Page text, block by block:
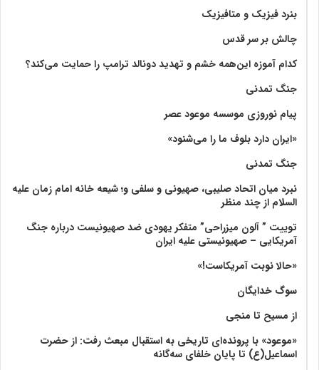
بنرد فیزیک و متافیزیک
چالش بر سر قدس
کدام آموزه این‌همه خشم و تهدید دونالد ترامپ را حمایت می‌کند؟
جنگ تمدنی
پیام نوروزی موسسه موعود عصر
«ایران دارد بلوف ما را می‌شنود»
جنگ تمدنی
نبرد میان اتحاد صلیبی، صهیونی و سلفی و؛ شیعه خانه امام زمان علیه
السلام از چند منظر
توییت ” آلون میزراحی” متفکر یهودی ضد صهیونیست درباره جنگ
آمریکایی – صهیونیستی علیه ایران
«حالا نوبت آمریکاست!»
سوگ خدایگان
از مسیح تا منجی
«موعود» با پرونده‌ای تاریخی به استقبال مبعث رفت: از حضرت
اسماعیل(ع) تا پایان خلفای سه‌گانه